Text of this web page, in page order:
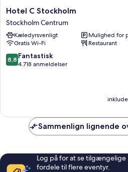
Hotel
C
Stockholm
Stockholm
Centrum
Hotel C Stockholm
Stockholm Centrum
Kæledyrsvenligt
Mulighed for
Gratis Wi-Fi
Restaurant
8.8
ud
8,8 Fantastisk
4.718 anmeldelser
Sammenlign lignende
Log på for at se
fordele til flere eventyr.